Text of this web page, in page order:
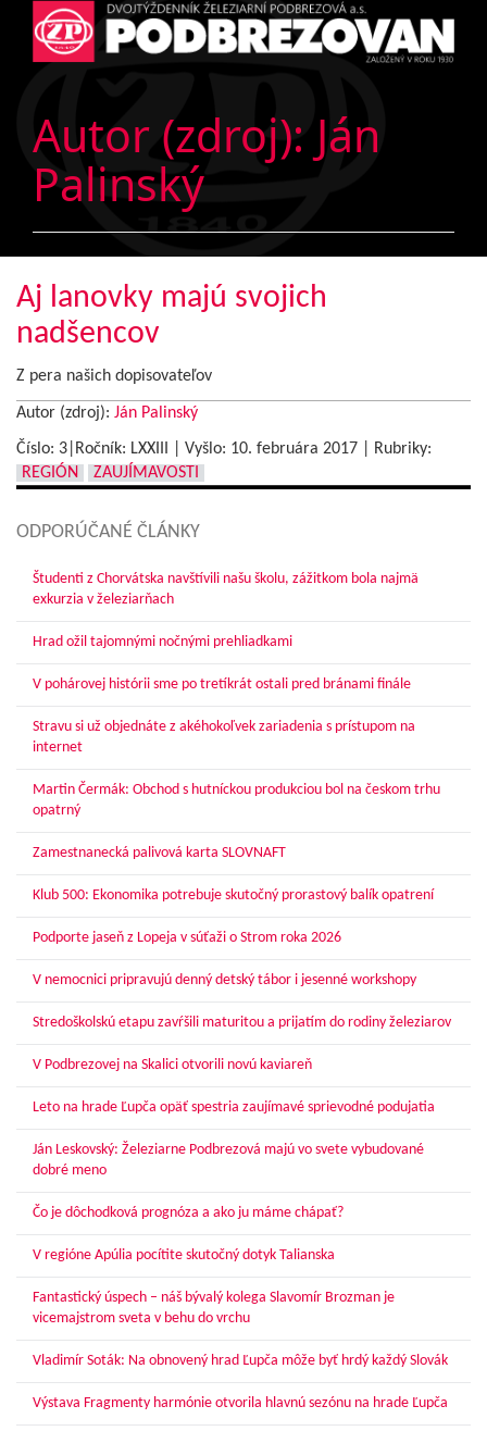
Autor (zdroj): Ján
Palinský
Aj lanovky majú svojich
nadšencov
Z pera našich dopisovateľov
Autor (zdroj): Ján Palinský
Číslo: 3|Ročník: LXXIII | Vyšlo: 10. februára 2017
Rubriky:
REGIÓN
ZAUJÍMAVOSTI
ODPORÚČANÉ ČLÁNKY
Študenti z Chorvátska navštívili našu školu, zážitkom bola najmä
exkurzia v železiarňach
Hrad ožil tajomnými nočnými prehliadkami
V pohárovej histórii sme po tretíkrát ostali pred bránami finále
Stravu si už objednáte z akéhokoľvek zariadenia s prístupom na
internet
Martin Čermák: Obchod s hutníckou produkciou bol na českom trhu
opatrný
Zamestnanecká palivová karta SLOVNAFT
Klub 500: Ekonomika potrebuje skutočný prorastový balík opatrení
Podporte jaseň z Lopeja v súťaži o Strom roka 2026
V nemocnici pripravujú denný detský tábor i jesenné workshopy
Stredoškolskú etapu zavŕšili maturitou a prijatím do rodiny železiarov
V Podbrezovej na Skalici otvorili novú kaviareň
Leto na hrade Ľupča opäť spestria zaujímavé sprievodné podujatia
Ján Leskovský: Železiarne Podbrezová majú vo svete vybudované
dobré meno
Čo je dôchodková prognóza a ako ju máme chápať?
V regióne Apúlia pocítite skutočný dotyk Talianska
Fantastický úspech – náš bývalý kolega Slavomír Brozman je
vicemajstrom sveta v behu do vrchu
Vladimír Soták: Na obnovený hrad Ľupča môže byť hrdý každý Slovák
Výstava Fragmenty harmónie otvorila hlavnú sezónu na hrade Ľupča